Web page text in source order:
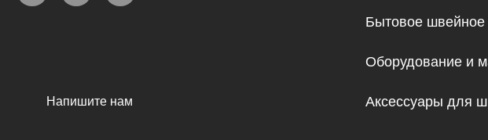
Напишите нам
Бытовое швейное
Оборудование и
Аксессуары для